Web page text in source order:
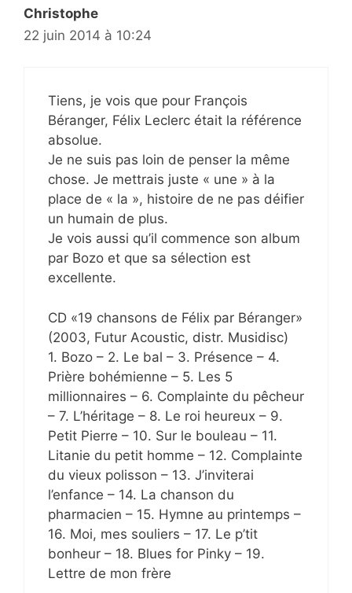
Christophe
22 juin 2014 à 10:24
Tiens, je vois que pour François
Béranger, Félix Leclerc était la référence
absolue.
Je ne suis pas loin de penser la même
chose. Je mettrais juste « une » à la
place de « la », histoire de ne pas déifier
un humain de plus.
Je vois aussi qu’il commence son album
par Bozo et que sa sélection est
excellente.
CD «19 chansons de Félix par Béranger»
(2003, Futur Acoustic, distr. Musidisc)
1. Bozo – 2. Le bal – 3. Présence – 4.
Prière bohémienne – 5. Les 5
millionnaires – 6. Complainte du pêcheur
– 7. L’héritage – 8. Le roi heureux – 9.
Petit Pierre – 10. Sur le bouleau – 11.
Litanie du petit homme – 12. Complainte
du vieux polisson – 13. J’inviterai
l’enfance – 14. La chanson du
pharmacien – 15. Hymne au printemps –
16. Moi, mes souliers – 17. Le p’tit
bonheur – 18. Blues for Pinky – 19.
Lettre de mon frère